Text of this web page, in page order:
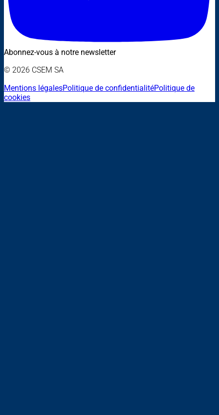
Abonnez-vous à notre newsletter
© 2026 CSEM SA
Mentions légalesPolitique de confidentialitéPolitique de
cookies